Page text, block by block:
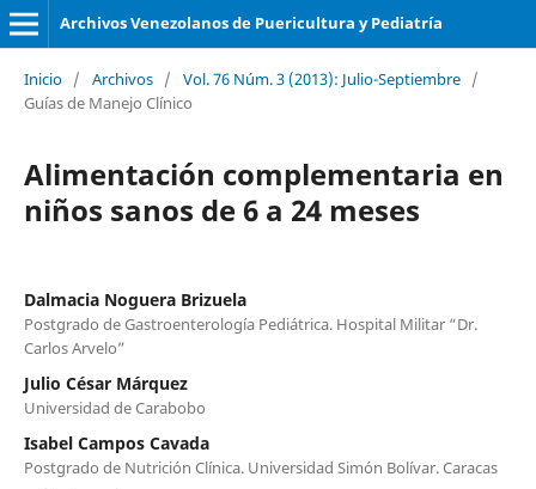
Archivos Venezolanos de Puericultura y Pediatría
Inicio / Archivos / Vol. 76 Núm. 3 (2013): Julio-Septiembre /
Guías de Manejo Clínico
Alimentación complementaria en
niños sanos de 6 a 24 meses
Dalmacia Noguera Brizuela
Postgrado de Gastroenterología Pediátrica. Hospital Militar “Dr.
Carlos Arvelo”
Julio César Márquez
Universidad de Carabobo
Isabel Campos Cavada
Postgrado de Nutrición Clínica. Universidad Simón Bolívar. Caracas